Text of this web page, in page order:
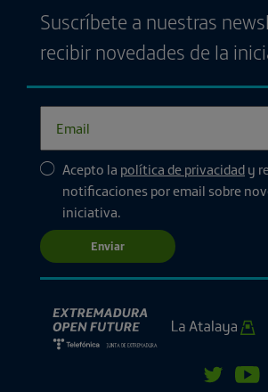
Suscríbete a nuestras
recibir novedades de la
Acepto la política de privacidad y
notificaciones por email sobre
iniciativa.
Enviar